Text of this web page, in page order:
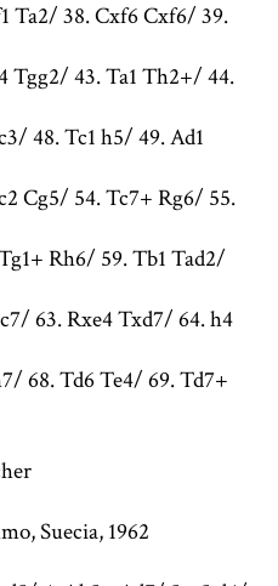
Ta2/ 38. Cxf6 Cxf6/ 39.
Tgg2/ 43. Ta1 Th2+/ 44.
48. Tc1 h5/ 49. Ad1
Cg5/ 54. Tc7+ Rg6/ 55.
Rh6/ 59. Tb1 Tad2/
63. Rxe4 Txd7/ 64. h4
68. Td6 Te4/ 69. Td7+
Suecia, 1962